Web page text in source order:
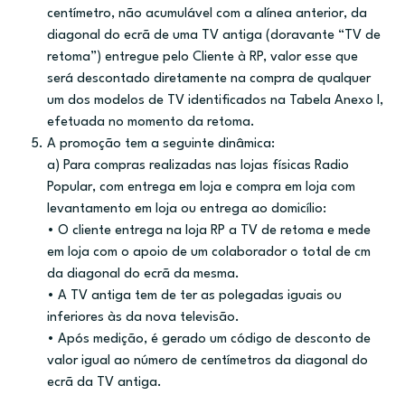
centímetro, não acumulável com a alínea anterior, da
diagonal do ecrã de uma TV antiga (doravante “TV de
retoma”) entregue pelo Cliente à RP, valor esse que
será descontado diretamente na compra de qualquer
um dos modelos de TV identificados na Tabela Anexo I,
efetuada no momento da retoma.
A promoção tem a seguinte dinâmica:
a) Para compras realizadas nas lojas físicas Radio
Popular, com entrega em loja e compra em loja com
levantamento em loja ou entrega ao domicílio:
• O cliente entrega na loja RP a TV de retoma e mede
em loja com o apoio de um colaborador o total de cm
da diagonal do ecrã da mesma.
• A TV antiga tem de ter as polegadas iguais ou
inferiores às da nova televisão.
• Após medição, é gerado um código de desconto de
valor igual ao número de centímetros da diagonal do
ecrã da TV antiga.